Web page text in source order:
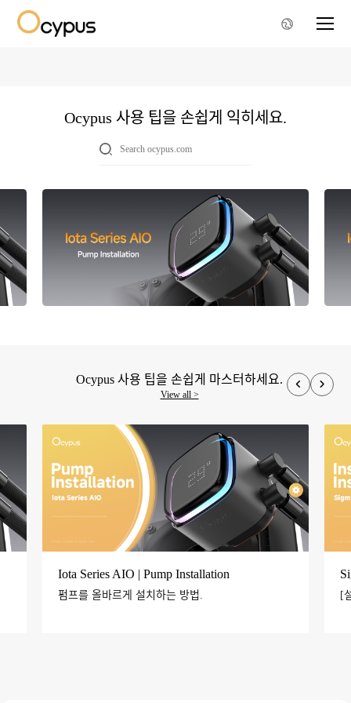
Ocypus 사용 팁을 손쉽게 익히세요.
Ocypus 사용 팁을 손쉽게 마스터하세요.
View all >
Iota Series AIO | Pump Installation
펌프를 올바르게 설치하는 방법. [